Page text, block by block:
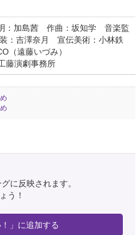
：加島茜 作曲：坂知学 音楽監
：吉澤奈月 宣伝美術：小林鉄
（遠藤いづみ）
藤演劇事務所
に反映されます。
う！
！」に追加する